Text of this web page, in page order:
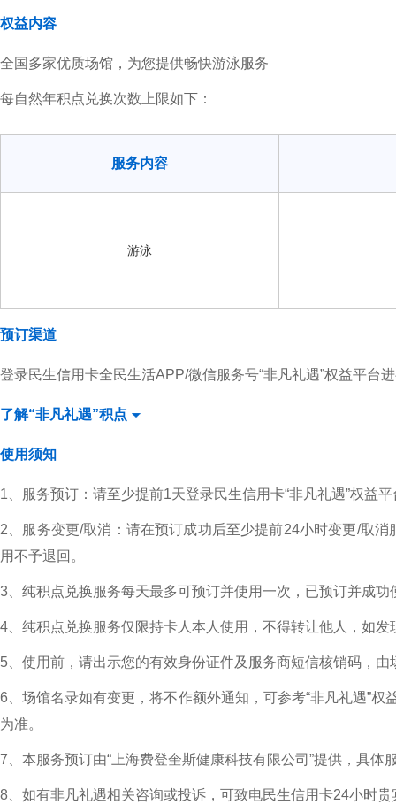
权益内容
全国多家优质场馆，为您提供畅快游泳服务
每自然年积点兑换次数上限如下：
服务内容
游泳
预订渠道
登录民生信用卡全民生活APP/微信服务号“非凡礼遇”权益平台
了解“非凡礼遇”积点
使用须知
1、服务预订：请至少提前1天登录民生信用卡“非凡礼遇”权益
2、服务变更/取消：请在预订成功后至少提前24小时变更/取
用不予退回。
3、纯积点兑换服务每天最多可预订并使用一次，已预订并成
4、纯积点兑换服务仅限持卡人本人使用，不得转让他人，如
5、使用前，请出示您的有效身份证件及服务商短信核销码，
6、场馆名录如有变更，将不作额外通知，可参考“非凡礼遇”
为准。
7、本服务预订由“上海费登奎斯健康科技有限公司”提供，具
8、如有非凡礼遇相关咨询或投诉，可致电民生信用卡24小时贵